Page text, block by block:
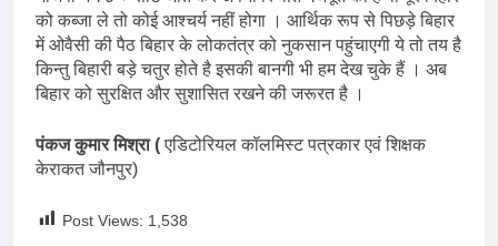
को कब्जा ले तो कोई आश्चर्य नहीं होगा । आर्थिक रूप से पिछड़े बिहार
में ओवैसी की पैठ बिहार के लोकतंत्र को नुकसान पहुंचाएगी ये तो तय है
किन्तु बिहारी बड़े चतुर होते है इसकी बानगी भी हम देख चुके हैं । अब
बिहार को सुरक्षित और सुशासित रखने की जरूरत है ।
पंकज कुमार मिश्रा (एडिटोरियल कॉलमिस्ट पत्रकार एवं शिक्षक
केराकत जौनपुर)
Post Views: 1,538